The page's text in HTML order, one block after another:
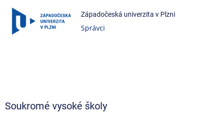
Západočeská univerzita v Plzni
Správci
Soukromé vysoké školy